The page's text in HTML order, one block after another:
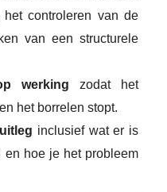
het controleren van de
van een structurele
werking zodat het
het borrelen stopt.
inclusief wat er is
en hoe je het probleem